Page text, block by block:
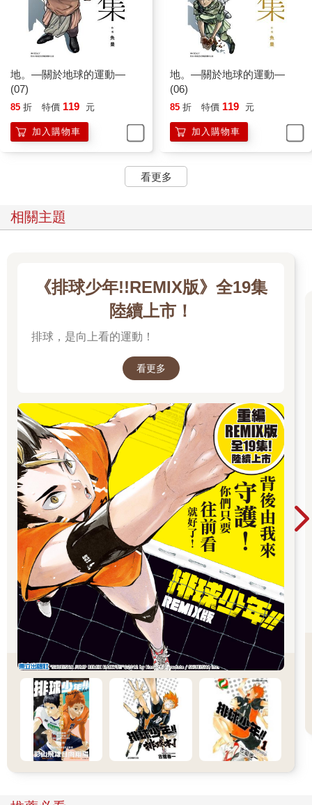
地。—關於地球的運動—
(07)
85 折 特價 119 元
加入購物車
地。—關於地球的運動—
(06)
85 折 特價 119 元
加入購物車
看更多
相關主題
《排球少年!!REMIX版》全19集
陸續上市！
排球，是向上看的運動！
看更多